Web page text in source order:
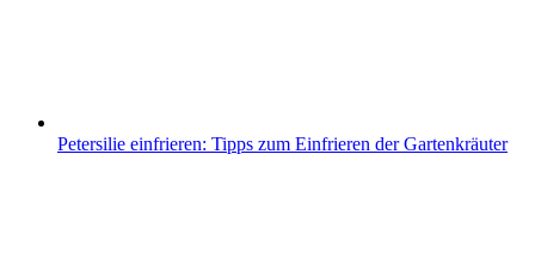
Petersilie einfrieren: Tipps zum Einfrieren der Gartenkräuter